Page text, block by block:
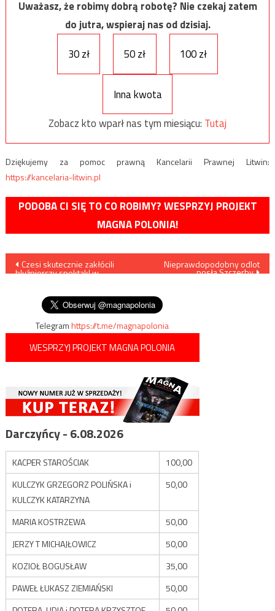
Uważasz, że robimy dobrą robotę? Nie czekaj zatem
do jutra, wspieraj nas od dzisiaj.
30 zł
50 zł 100 zł
Inna kwota
Zobacz kto wparł nas tym miesiącu: Tutaj
Dziękujemy za pomoc prawną Kancelarii Prawnej Litwin:
https://kancelaria-litwin.pl
PODOBA CI SIĘ TO CO ROBIMY? WESPRZYJ PROJEKT
MAGNA POLONIA!
Nawigacja
Czesi skutecznie zakłócili
bluźnierczy spektakl w
Nieprawdopodobny odlot
posła Szczerby
Telegramhttps://t.me/magnapolonia
WESPRZYJ PROJEKT MAGNA POLONIA
Darczyńcy - 6.08.2026
KACPER STAROŚCIAK
100,00
KULCZYK GRZEGORZ POLIŃSKA i
KULCZYK KATARZYNA
50,00
MARIA KOSTRZEWA
50,00
JERZY T MICHAJŁOWICZ
50,00
KOZIOŁ BOGUSŁAW
35,00
PAWEŁ ŁUKASZ ZIEMIAŃSKI
50,00